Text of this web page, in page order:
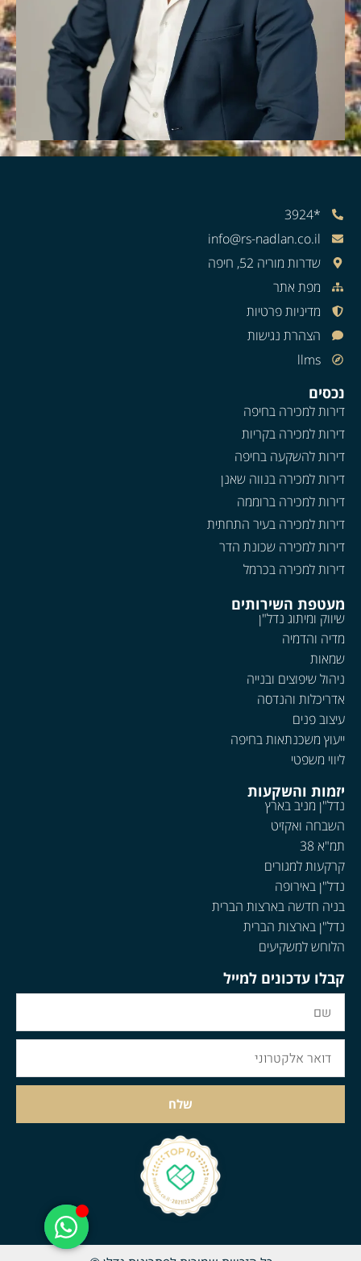
*3924
info@rs-nadlan.co.il
שדרות מוריה 52, חיפה
מפת אתר
מדיניות פרטיות
הצהרת נגישות
llms
נכסים
דירות למכירה בחיפה
דירות למכירה בקריות
דירות להשקעה בחיפה
דירות למכירה בנווה שאנן
דירות למכירה ברוממה
דירות למכירה בעיר התחתית
דירות למכירה שכונת הדר
דירות למכירה בכרמל
מעטפת השירותים
שיווק ומיתוג נדל"ן
מדיה והדמיה
שמאות
ניהול שיפוצים ובנייה
אדריכלות והנדסה
עיצוב פנים
ייעוץ משכנתאות בחיפה
ליווי משפטי
יזמות והשקעות
נדל"ן מניב בארץ
השבחה ואקזיט
תמ"א 38
קרקעות למגורים
נדל"ן באירופה
בניה חדשה בארצות הברית
נדל"ן בארצות הברית
הלוחש למשקיעים
קבלו עדכונים למייל
שלח